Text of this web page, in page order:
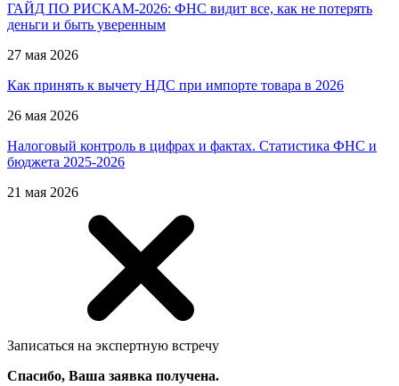
ГАЙД ПО РИСКАМ-2026: ФНС видит все, как не потерять
деньги и быть уверенным
27 мая 2026
Как принять к вычету НДС при импорте товара в 2026
26 мая 2026
Налоговый контроль в цифрах и фактах. Статистика ФНС и
бюджета 2025-2026
21 мая 2026
Записаться на экспертную встречу
Спасибо, Ваша заявка получена.